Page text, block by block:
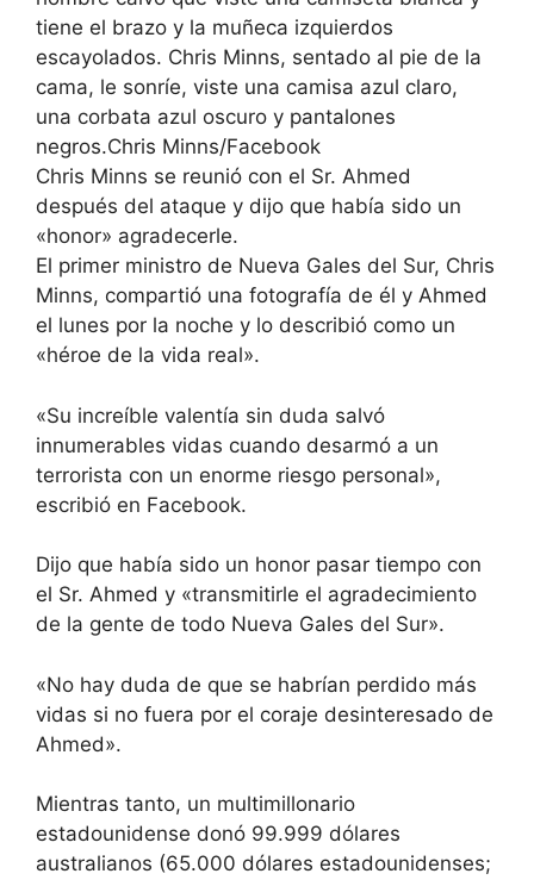
tiene el brazo y la muñeca izquierdos
escayolados. Chris Minns, sentado al pie de la
cama, le sonríe, viste una camisa azul claro,
una corbata azul oscuro y pantalones
negros.Chris Minns/Facebook
Chris Minns se reunió con el Sr. Ahmed
después del ataque y dijo que había sido un
«honor» agradecerle.
El primer ministro de Nueva Gales del Sur, Chris
Minns, compartió una fotografía de él y Ahmed
el lunes por la noche y lo describió como un
«héroe de la vida real».
«Su increíble valentía sin duda salvó
innumerables vidas cuando desarmó a un
terrorista con un enorme riesgo personal»,
escribió en Facebook.
Dijo que había sido un honor pasar tiempo con
el Sr. Ahmed y «transmitirle el agradecimiento
de la gente de todo Nueva Gales del Sur».
«No hay duda de que se habrían perdido más
vidas si no fuera por el coraje desinteresado de
Ahmed».
Mientras tanto, un multimillonario
estadounidense donó 99.999 dólares
australianos (65.000 dólares estadounidenses;